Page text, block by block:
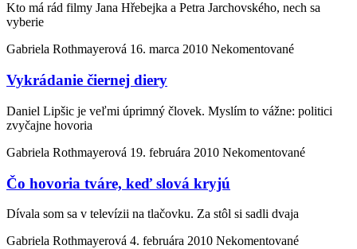
Kto má rád filmy Jana Hřebejka a Petra Jarchovského, nech sa
vyberie
Gabriela Rothmayerová 16. marca 2010 Nekomentované
Vykrádanie čiernej diery
Daniel Lipšic je veľmi úprimný človek. Myslím to vážne: politici
zvyčajne hovoria
Gabriela Rothmayerová 19. februára 2010 Nekomentované
Čo hovoria tváre, keď slová kryjú
Dívala som sa v televízii na tlačovku. Za stôl si sadli dvaja
Gabriela Rothmayerová 4. februára 2010 Nekomentované